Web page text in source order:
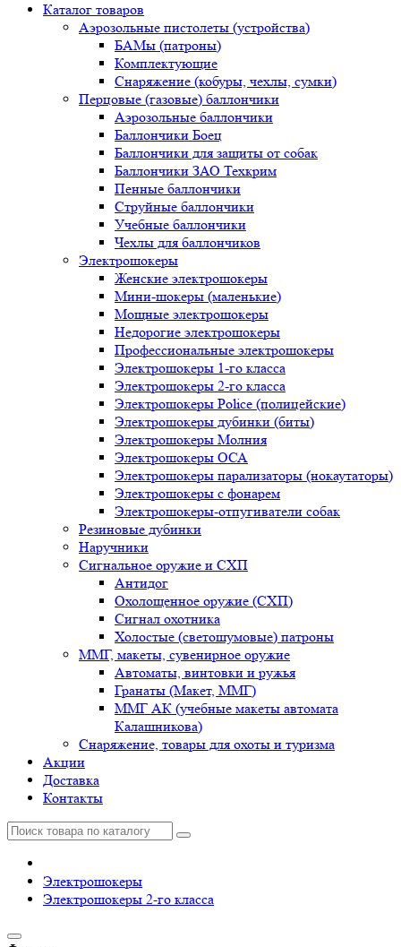
Каталог товаров
Аэрозольные пистолеты (устройства)
БАМы (патроны)
Комплектующие
Снаряжение (кобуры, чехлы, сумки)
Перцовые (газовые) баллончики
Аэрозольные баллончики
Баллончики Боец
Баллончики для защиты от собак
Баллончики ЗАО Техкрим
Пенные баллончики
Струйные баллончики
Учебные баллончики
Чехлы для баллончиков
Электрошокеры
Женские электрошокеры
Мини-шокеры (маленькие)
Мощные электрошокеры
Недорогие электрошокеры
Профессиональные электрошокеры
Электрошокеры 1-го класса
Электрошокеры 2-го класса
Электрошокеры Police (полицейские)
Электрошокеры дубинки (биты)
Электрошокеры Молния
Электрошокеры ОСА
Электрошокеры парализаторы (нокаутаторы)
Электрошокеры с фонарем
Электрошокеры-отпугиватели собак
Резиновые дубинки
Наручники
Сигнальное оружие и СХП
Антидог
Охолощенное оружие (СХП)
Сигнал охотника
Холостые (светошумовые) патроны
ММГ, макеты, сувенирное оружие
Автоматы, винтовки и ружья
Гранаты (Макет, ММГ)
ММГ АК (учебные макеты автомата
Калашникова)
Снаряжение, товары для охоты и туризма
Акции
Доставка
Контакты
Электрошокеры
Электрошокеры 2-го класса